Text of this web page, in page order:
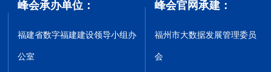
峰会承办单位：
福建省数字福建建设领导小组办
公室
峰会官网承建：
福州市大数据发展管理委员
会